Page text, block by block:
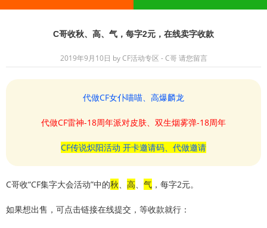
C哥收秋、高、气，每字2元，在线卖字收款
2019年9月10日 byCF活动专区 - C哥 请您留言
代做CF女仆喵喵、高爆麟龙
代做CF雷神-18周年派对皮肤、双生烟雾弹-18周年
CF传说炽阳活动 开卡邀请码、代做邀请
C哥收“CF集字大会活动”中的秋、 高、 气 ，每字2元。
如果想出售，可点击链接在线提交，等收款就行：